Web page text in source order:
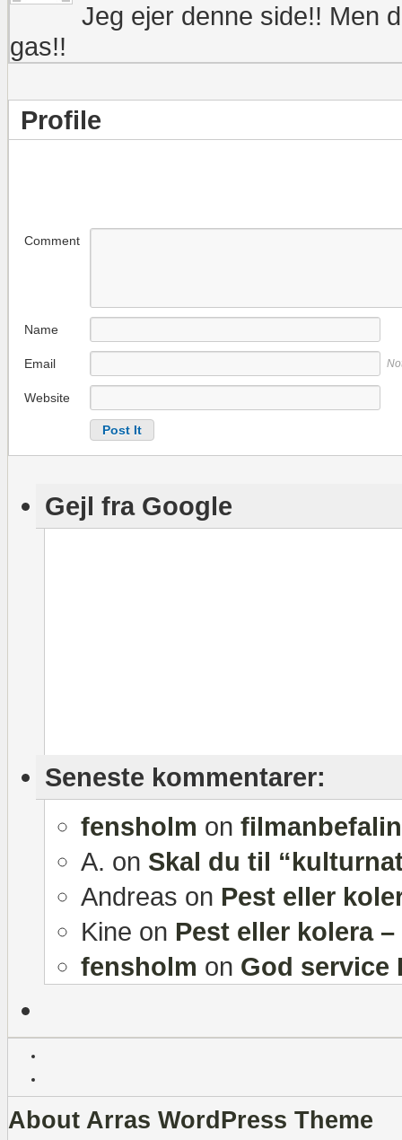
Jeg ejer denne side!! Men
gas!!
Profile
Comment
Name
Email
Website
Gejl fra Google
Seneste kommentarer:
fensholm on
A. on Skal du til
Andreas on Pest eller
Kine on Pest eller kolera
fensholm on God
About Arras WordPress Theme